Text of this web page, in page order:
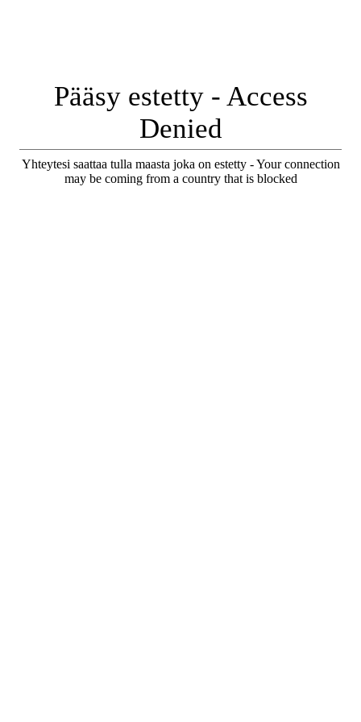
Pääsy estetty - Access
Denied
Yhteytesi saattaa tulla maasta joka on estetty - Your connection
may be coming from a country that is blocked